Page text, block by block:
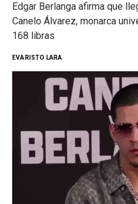
Edgar Berlanga afirma que
Canelo Álvarez, monarca
168 libras
EVARISTO LARA